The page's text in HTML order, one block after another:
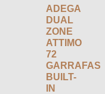
ADEGA
DUAL
ZONE
ATTIMO
72
GARRAFAS
BUILT-
IN